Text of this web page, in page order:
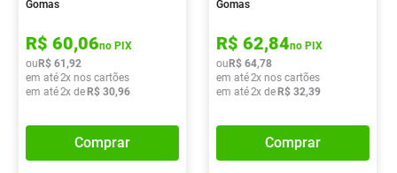
Gomas
R$ 60,06no PIX
ou R$ 61 ,92
em até2x nos cartões
em até2x de R$ 30,96
Comprar
Gomas
R$ 62,84no PIX
ou R$ 64,78
em até2x nos cartões
em até2x de R$ 32,39
Comprar